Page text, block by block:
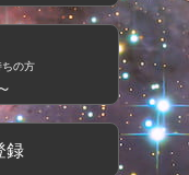
の方
録